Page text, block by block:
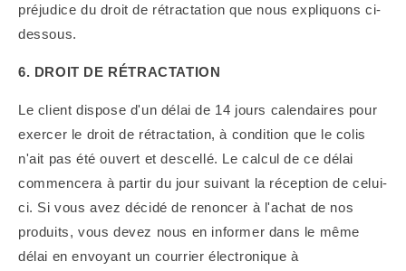
préjudice du droit de rétractation que nous expliquons ci-
dessous.
6. DROIT DE RÉTRACTATION
Le client dispose d'un délai de 14 jours calendaires pour
exercer le droit de rétractation, à condition que le colis
n'ait pas été ouvert et descellé. Le calcul de ce délai
commencera à partir du jour suivant la réception de celui-
ci. Si vous avez décidé de renoncer à l'achat de nos
produits, vous devez nous en informer dans le même
délai en envoyant un courrier électronique à